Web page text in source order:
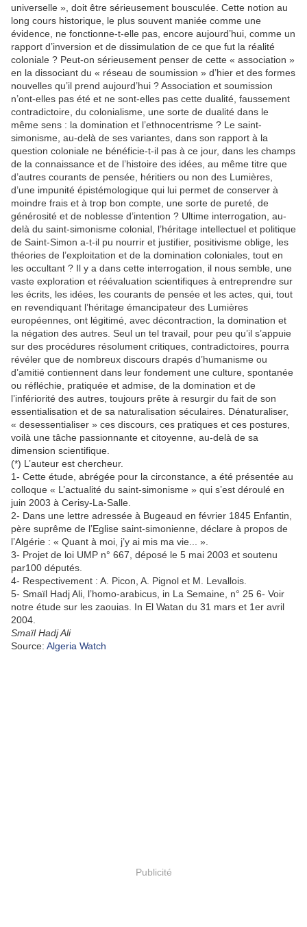
universelle », doit être sérieusement bousculée. Cette notion au
long cours historique, le plus souvent maniée comme une
évidence, ne fonctionne-t-elle pas, encore aujourd’hui, comme un
rapport d’inversion et de dissimulation de ce que fut la réalité
coloniale ? Peut-on sérieusement penser de cette « association »
en la dissociant du « réseau de soumission » d’hier et des formes
nouvelles qu’il prend aujourd’hui ? Association et soumission
n’ont-elles pas été et ne sont-elles pas cette dualité, faussement
contradictoire, du colonialisme, une sorte de dualité dans le
même sens : la domination et l’ethnocentrisme ? Le saint-
simonisme, au-delà de ses variantes, dans son rapport à la
question coloniale ne bénéficie-t-il pas à ce jour, dans les champs
de la connaissance et de l’histoire des idées, au même titre que
d’autres courants de pensée, héritiers ou non des Lumières,
d’une impunité épistémologique qui lui permet de conserver à
moindre frais et à trop bon compte, une sorte de pureté, de
générosité et de noblesse d’intention ? Ultime interrogation, au-
delà du saint-simonisme colonial, l’héritage intellectuel et politique
de Saint-Simon a-t-il pu nourrir et justifier, positivisme oblige, les
théories de l’exploitation et de la domination coloniales, tout en
les occultant ? Il y a dans cette interrogation, il nous semble, une
vaste exploration et réévaluation scientifiques à entreprendre sur
les écrits, les idées, les courants de pensée et les actes, qui, tout
en revendiquant l’héritage émancipateur des Lumières
européennes, ont légitimé, avec décontraction, la domination et
la négation des autres. Seul un tel travail, pour peu qu’il s’appuie
sur des procédures résolument critiques, contradictoires, pourra
révéler que de nombreux discours drapés d’humanisme ou
d’amitié contiennent dans leur fondement une culture, spontanée
ou réfléchie, pratiquée et admise, de la domination et de
l’infériorité des autres, toujours prête à resurgir du fait de son
essentialisation et de sa naturalisation séculaires. Dénaturaliser,
« desessentialiser » ces discours, ces pratiques et ces postures,
voilà une tâche passionnante et citoyenne, au-delà de sa
dimension scientifique.
(*) L’auteur est chercheur.
1- Cette étude, abrégée pour la circonstance, a été présentée au
colloque « L’actualité du saint-simonisme » qui s’est déroulé en
juin 2003 à Cerisy-La-Salle.
2- Dans une lettre adressée à Bugeaud en février 1845 Enfantin,
père suprême de l’Eglise saint-simonienne, déclare à propos de
l’Algérie : « Quant à moi, j’y ai mis ma vie... ».
3- Projet de loi UMP n° 667, déposé le 5 mai 2003 et soutenu
par100 députés.
4- Respectivement : A. Picon, A. Pignol et M. Levallois.
5- Smaïl Hadj Ali, l’homo-arabicus, in La Semaine, n° 25 6- Voir
notre étude sur les zaouias. In El Watan du 31 mars et 1er avril
2004.
Smaïl Hadj Ali
Source: Algeria Watch
Publicité